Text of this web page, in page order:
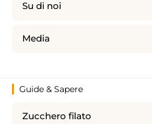
Su di noi
Media
Guide & Sapere
Zucchero filato